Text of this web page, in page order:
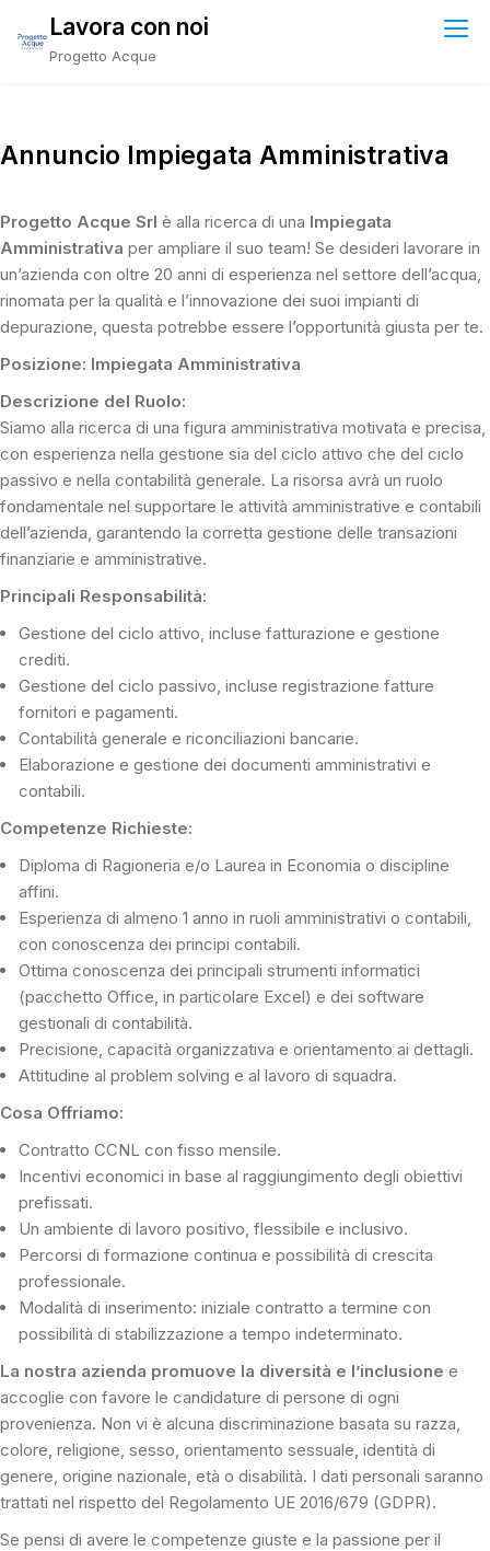
content
Lavora con noi
Progetto Acque
Annuncio Impiegata Amministrativa
Progetto Acque Srl è alla ricerca di una Impiegata
Amministrativa per ampliare il suo team! Se desideri lavorare in
un’azienda con oltre 20 anni di esperienza nel settore dell’acqua,
rinomata per la qualità e l’innovazione dei suoi impianti di
depurazione, questa potrebbe essere l’opportunità giusta per te.
Posizione: Impiegata Amministrativa
Descrizione del Ruolo:
Siamo alla ricerca di una figura amministrativa motivata e precisa,
con esperienza nella gestione sia del ciclo attivo che del ciclo
passivo e nella contabilità generale. La risorsa avrà un ruolo
fondamentale nel supportare le attività amministrative e contabili
dell’azienda, garantendo la corretta gestione delle transazioni
finanziarie e amministrative.
Principali Responsabilità:
Gestione del ciclo attivo, incluse fatturazione e gestione
crediti.
Gestione del ciclo passivo, incluse registrazione fatture
fornitori e pagamenti.
Contabilità generale e riconciliazioni bancarie.
Elaborazione e gestione dei documenti amministrativi e
contabili.
Competenze Richieste:
Diploma di Ragioneria e/o Laurea in Economia o discipline
affini.
Esperienza di almeno 1 anno in ruoli amministrativi o contabili,
con conoscenza dei principi contabili.
Ottima conoscenza dei principali strumenti informatici
(pacchetto Office, in particolare Excel) e dei software
gestionali di contabilità.
Precisione, capacità organizzativa e orientamento ai dettagli.
Attitudine al problem solving e al lavoro di squadra.
Cosa Offriamo:
Contratto CCNL con fisso mensile.
Incentivi economici in base al raggiungimento degli obiettivi
prefissati.
Un ambiente di lavoro positivo, flessibile e inclusivo.
Percorsi di formazione continua e possibilità di crescita
professionale.
Modalità di inserimento: iniziale contratto a termine con
possibilità di stabilizzazione a tempo indeterminato.
La nostra azienda promuove la diversità e l’inclusione e
accoglie con favore le candidature di persone di ogni
provenienza. Non vi è alcuna discriminazione basata su razza,
colore, religione, sesso, orientamento sessuale, identità di
genere, origine nazionale, età o disabilità. I dati personali saranno
trattati nel rispetto del Regolamento UE 2016/679 (GDPR).
Se pensi di avere le competenze giuste e la passione per il